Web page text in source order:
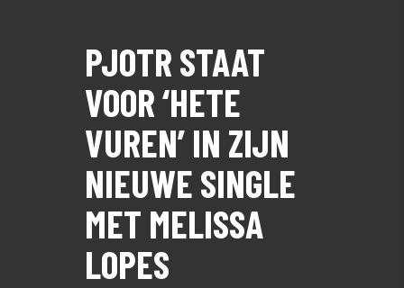
PJOTR STAAT
VOOR ‘HETE
VUREN’ IN ZIJN
NIEUWE SINGLE
MET MELISSA
LOPES